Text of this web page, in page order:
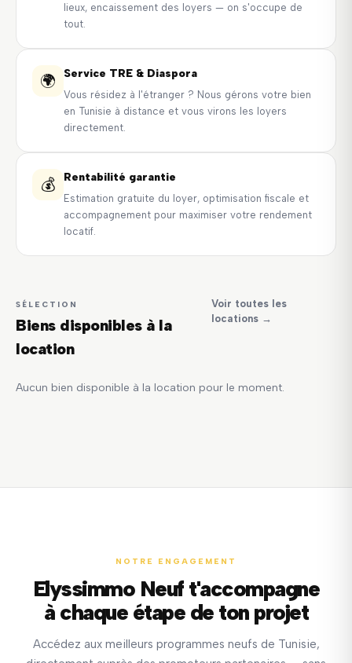
lieux, encaissement des loyers — on s'occupe de
tout.
🌍 Service TRE & Diaspora
Vous résidez à l'étranger ? Nous gérons votre bien
en Tunisie à distance et vous virons les loyers
directement.
💰 Rentabilité garantie
Estimation gratuite du loyer, optimisation fiscale et
accompagnement pour maximiser votre rendement
locatif.
SÉLECTION
Biens disponibles à la
location
Voir toutes les
locations →
Aucun bien disponible à la location pour le moment.
NOTRE ENGAGEMENT
Elyssimmo Neuf t'accompagne
à chaque étape de ton projet
Accédez aux meilleurs programmes neufs de Tunisie,